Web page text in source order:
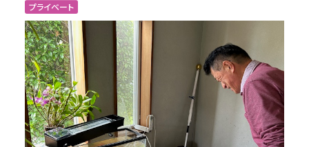
プライベート